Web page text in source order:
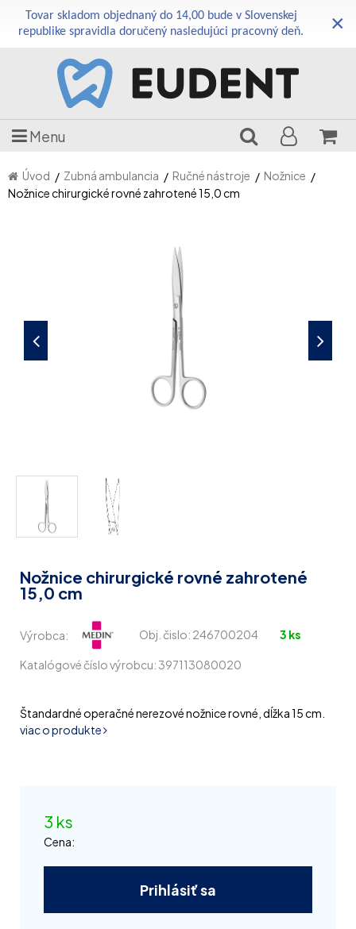
Tovar skladom objednaný do 14,00 bude v Slovenskej
republike spravidla doručený nasledujúci pracovný deň.
×
Menu
Úvod Zubná ambulancia Ručné nástroje
Nožnice
Nožnice chirurgické rovné zahrotené 15,0 cm
Nožnice chirurgické rovné zahrotené
15,0 cm
Výrobca: Obj. čislo: 246700204 3 ks
Katalógové číslo výrobcu: 397113080020
Štandardné operačné nerezové nožnice rovné, dĺžka 15 cm.
viac o produkte
3 ks
Cena:
Prihlásiť sa